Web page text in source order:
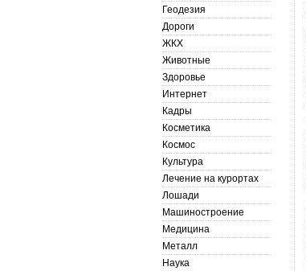
Геодезия
Дороги
ЖКХ
Животные
Здоровье
Интернет
Кадры
Косметика
Космос
Культура
Лечение на курортах
Лошади
Машиностроение
Медицина
Металл
Наука